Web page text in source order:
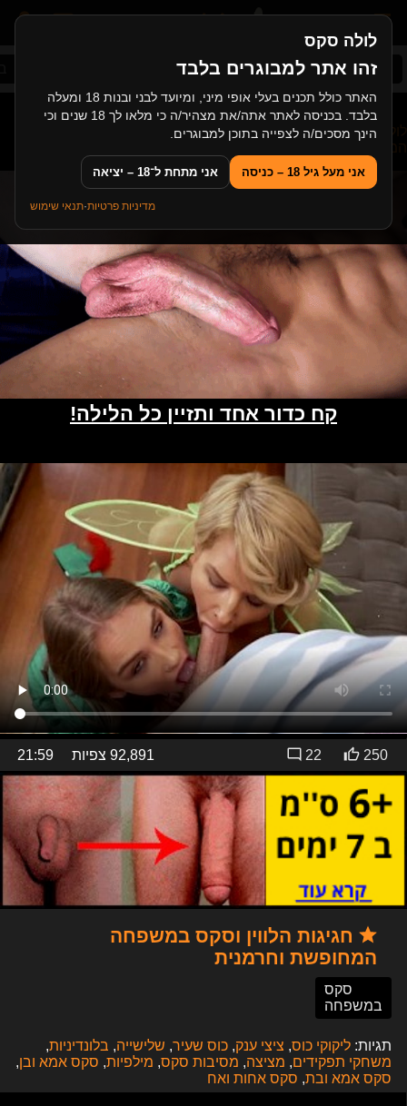
לולה סקס
זהו אתר למבוגרים בלבד
האתר כולל תכנים בעלי אופי מיני, ומיועד לבני ובנות 18 ומעלה
בלבד. בכניסה לאתר אתה/את מצהיר/ה כי מלאו לך 18 שנים וכי
הינך מסכים/ה לצפייה בתוכן למבוגרים.
אני מעל גיל 18 – כניסה אני מתחת ל־18 – יציאה
מדיניות פרטיות·תנאי שימוש
סקס ישראלי סקס אמא ובן
לולה סקס>סקס במשפחה> חגיגות הלווין וסקס במשפחה
21:59 92,891 צפיות 250
22
חגיגות הלווין וסקס במשפחה
המחופשת וחרמנית
סקס
במשפחה
תגיות: ליקוקי כוס, ציצי ענק, כוס שעיר, שלישייה, בלונדיניות,
משחקי תפקידים, מציצה, מסיבות סקס, מילפיות, סקס אמא ובן,
סקס אמא ובת, סקס אחות ואח